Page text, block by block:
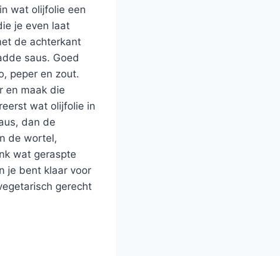
wat olijfolie een
je even laat
de achterkant
saus. Goed
peper en zout.
en maak die
wat olijfolie in
dan de
de wortel,
wat geraspte
je bent klaar voor
gerecht